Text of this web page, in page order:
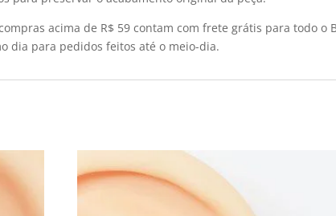
acima de R$ 59 contam com frete grátis para todo o
dia para pedidos feitos até o meio-dia.